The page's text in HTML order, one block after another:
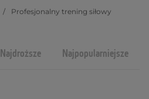
Profesjonalny trening siłowy
Najdroższe Najpopularniejsze